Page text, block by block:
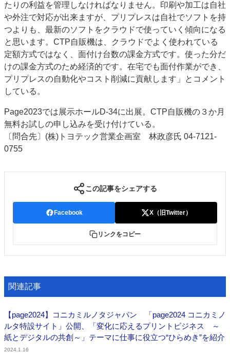
たりの利益を管理しなければなりません。印刷や加工は自社
や外注で対応が出来ますが、プリプレスは自社でソフトを持
つよりも、最新のソフトをクラウドで使っていく傾向になる
と思います。CTP自販機は、クラウドでよく使われている
定額方式ではなく、面付け台数の課金方式です。使った分だ
けの課金方式のため経済的です。在宅でも面付作業ができ、
プリプレスの自動化やコスト削減に貢献します」とコメント
している。
Page2023では展示ホールD-34に出展。CTP自販機の３か月
無料お試しの申し込みを受け付けている。
〔問合先〕(株)トヨテック営業企画室 林政彦氏 04-7121-
0755
この記事をシェアする
Facebook X（旧Twitter）
リンクをコピー
関連記事
【page2024】コニカミルノタジャパン 「page2024 コニカミノ
ルタ特設サイト」公開、「変化に応えるプリントビジネス ～
紙とデジタルの共創～」テーマに仕事に役⽴つ“ひらめき”を紹介
2024.1.16